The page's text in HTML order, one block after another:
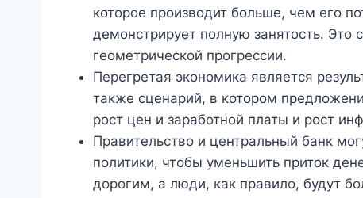
которое производит больше, чем его
демонстрирует полную занятость. Это
геометрической прогрессии.
Перегретая экономика является
также сценарий, в котором
рост цен и заработной платы и рост
Правительство и центральный банк
политики, чтобы уменьшить приток
дорогим, а люди, как правило, будут